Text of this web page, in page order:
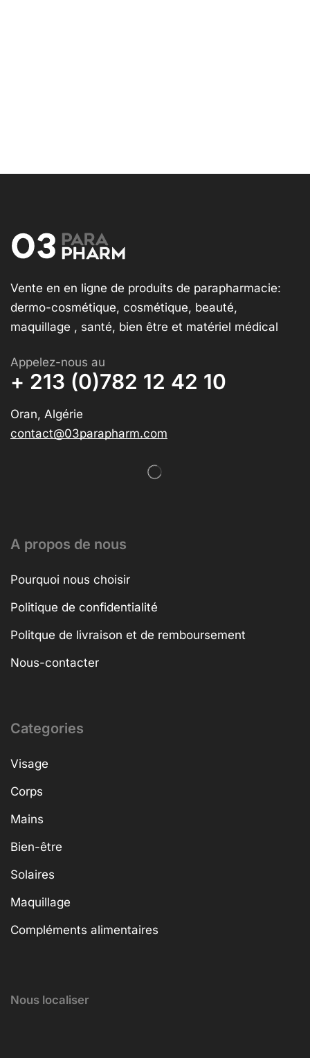
Vente en en ligne de produits de parapharmacie:
dermo-cosmétique, cosmétique, beauté,
maquillage , santé, bien être et matériel médical
Appelez-nous au
+ 213 (0)782 12 42 10
Oran, Algérie
contact@03parapharm.com
A propos de nous
Pourquoi nous choisir
Politique de confidentialité
Politque de livraison et de remboursement
Nous-contacter
Categories
Visage
Corps
Mains
Bien-être
Solaires
Maquillage
Compléments alimentaires
Nous localiser